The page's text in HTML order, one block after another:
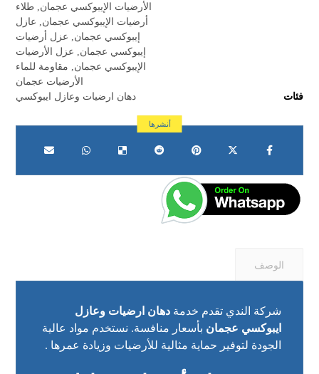
الأرضيات الإيبوكسي عجمان, طلاء
أرضيات الإيبوكسي عجمان, عازل
إيبوكسي عجمان, عزل أرضيات
إيبوكسي عجمان, عزل الأرضيات
الإيبوكسي عجمان, مقاومة للماء
الأرضيات عجمان
فئات
دهان ارضيات وعازل ايبوكسي
الوصف
شركة الندي تقدم خدمةدهان ارضيات وعازل
ايبوكسي عجمان بأسعار منافسة. نستخدم مواد عالية
الجودة لتوفير حماية مثالية للأرضيات وزيادة عمرها .